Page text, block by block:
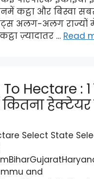
कट्ठा और बिस्वा
अलग-अलग
ज़्यादातर … Read
Hectare : 1
हेक्टेयर
Select State
and